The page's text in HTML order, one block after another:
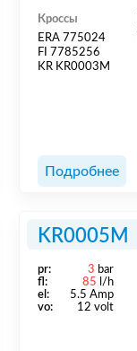
Кроссы
ERA 775024
FI 7785256
KR KR0003M
Подробнее
KR0005M
pr: 3 bar
fl:
85
l/h
el:
5.5 Amp
vo:
12 volt